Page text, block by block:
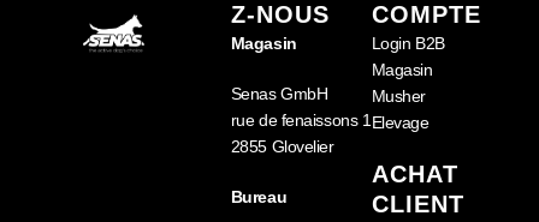
Z-NOUS
Magasin
Senas GmbH
rue de fenaissons 1
2855 Glovelier
Bureau
COMPTE
Login B2B
Magasin
Musher
Elevage
ACHAT
CLIENT